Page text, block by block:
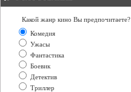
Какой жанр кино Вы предпочитаете?
Комедия
Ужасы
Фантастика
Боевик
Детектив
Триллер